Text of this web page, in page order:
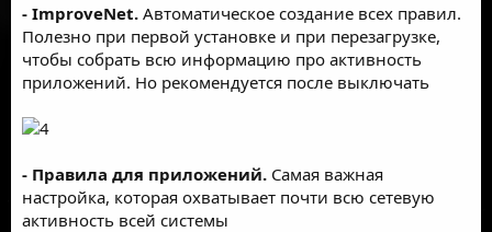
- ImproveNet. Автоматическое создание всех правил.
Полезно при первой установке и при перезагрузке,
чтобы собрать всю информацию про активность
приложений. Но рекомендуется после выключать
- Правила для приложений. Самая важная
настройка, которая охватывает почти всю сетевую
активность всей системы